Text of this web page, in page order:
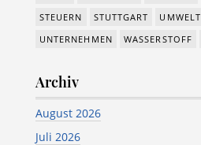
STEUERN
STUTTGART UMWELT
UNTERNEHMEN
WASSERSTOFF
Archiv
August 2026
Juli 2026